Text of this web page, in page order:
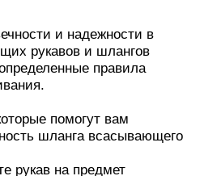
и надежности в
рукавов и шлангов
правила
помогут вам
шланга всасывающего
рукав на предмет